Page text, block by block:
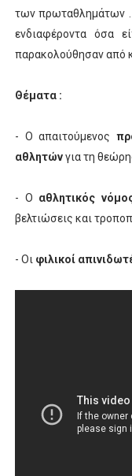
των πρωταθλημάτων .
ενδιαφέροντα όσα
παρακολούθησαν από
Θέματα :
- Ο απαιτούμενος
αθλητώνγια τη
- Ο αθλητικός
βελτιώσεις και
- Οι φιλικοί